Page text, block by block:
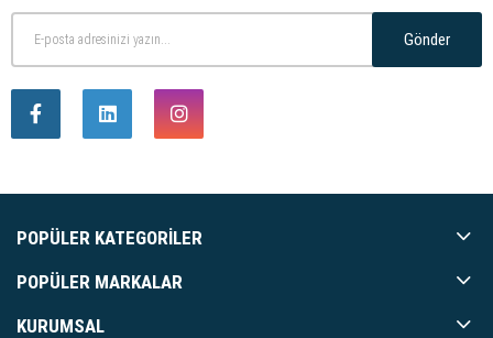
Gönder
POPÜLER KATEGORILER
POPÜLER MARKALAR
KURUMSAL